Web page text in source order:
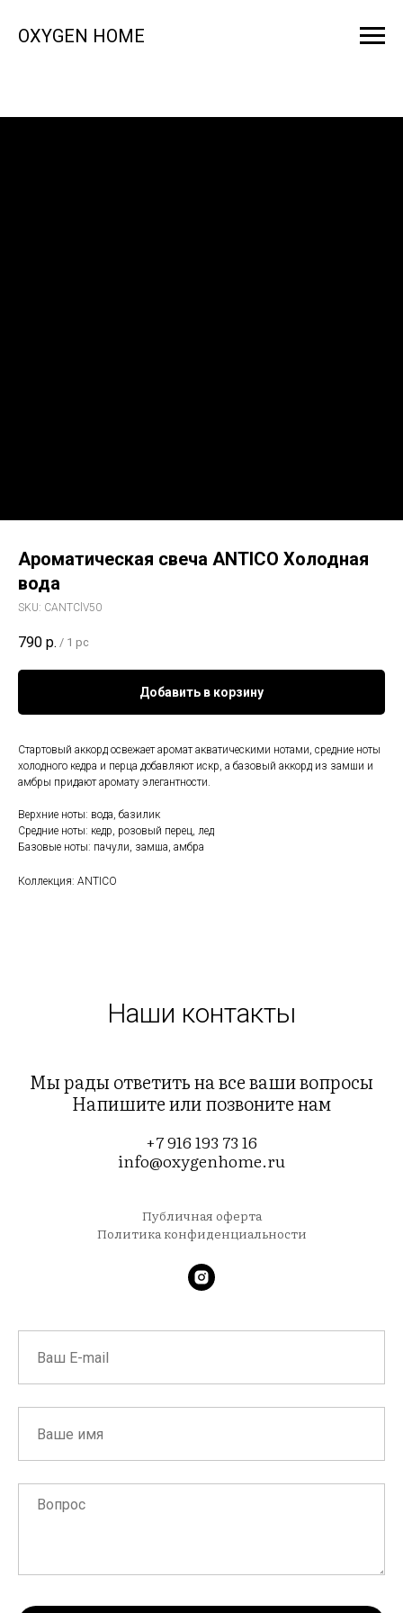
OXYGEN HOME
Ароматическая свеча ANTICO Холодная
вода
SKU: СANTСlV50
790 р. / 1 pc
Добавить в корзину
Стартовый аккорд освежает аромат акватическими нотами, средние ноты
холодного кедра и перца добавляют искр, а базовый аккорд из замши и
амбры придают аромату элегантности.
Верхние ноты: вода, базилик
Средние ноты: кедр, розовый перец, лед
Базовые ноты: пачули, замша, амбра
Коллекция: ANTICO
Наши контакты
Мы рады ответить на все ваши вопросы
Напишите или позвоните нам
+7 916 193 73 16
info@oxygenhome.ru
Публичная оферта
Политика конфиденциальности